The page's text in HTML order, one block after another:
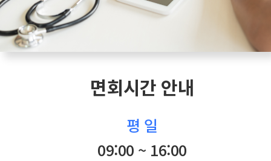
면회시간 안내
평 일
09:00 ~ 16:00